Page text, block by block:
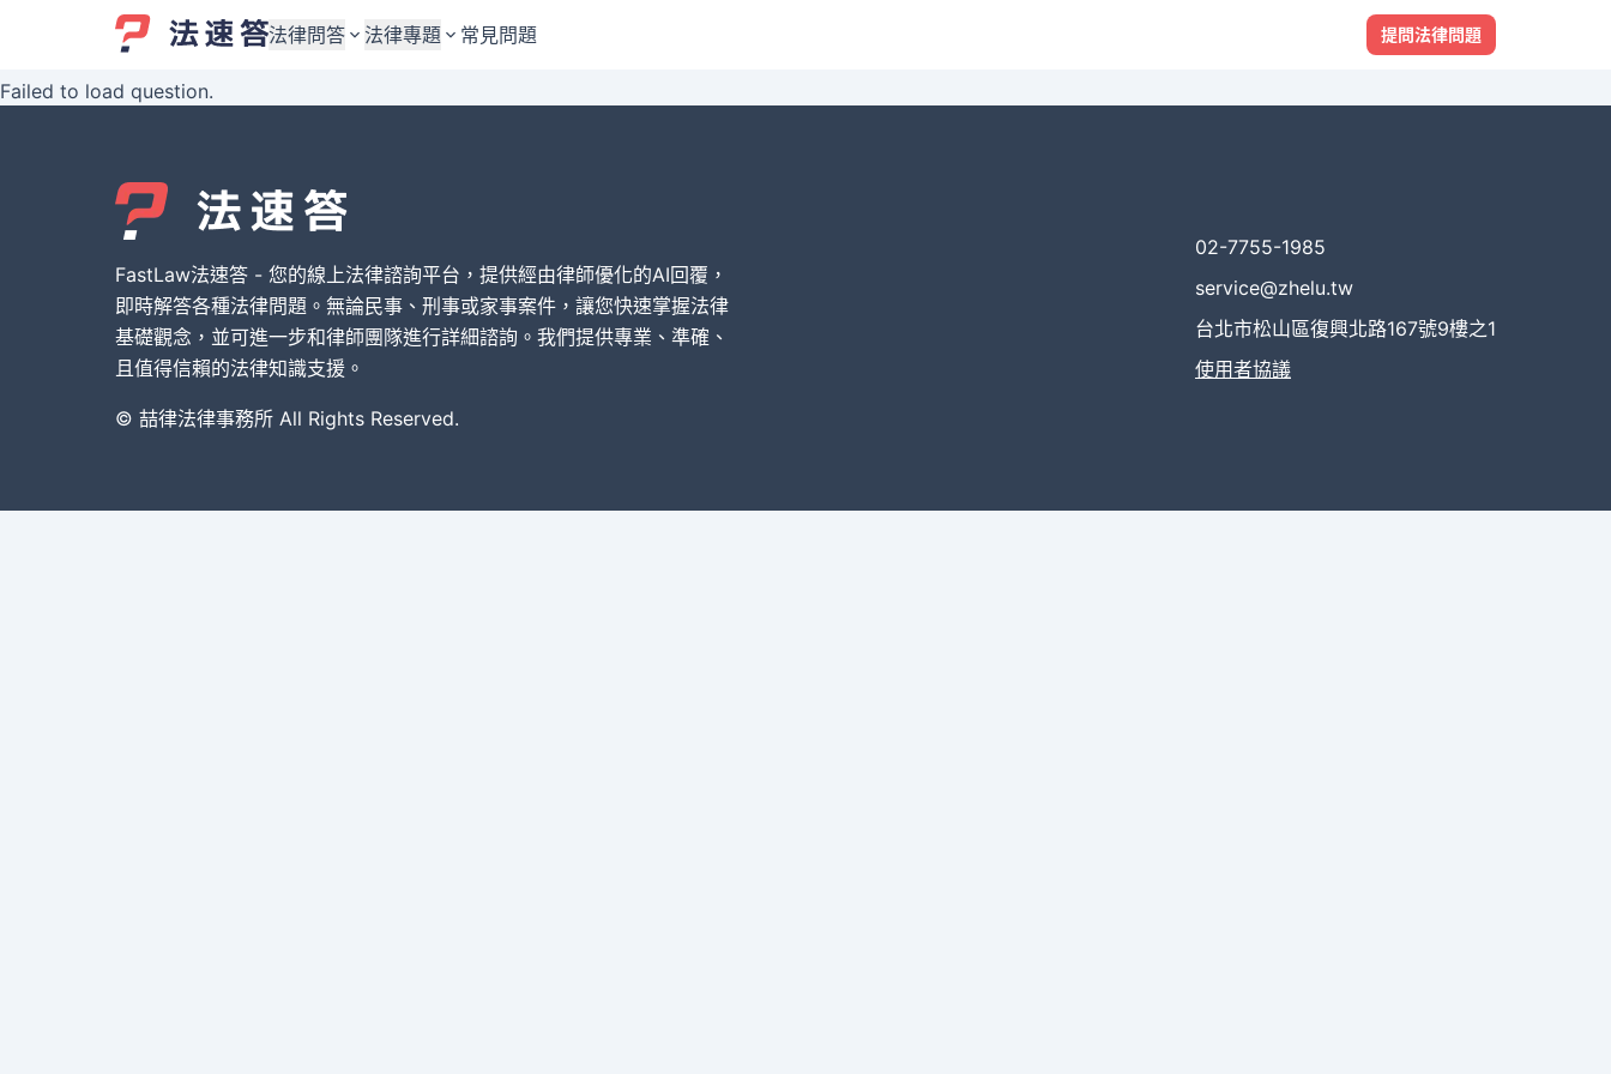
法律問答
婚姻與監護權
債務與債權
刑事犯罪案件
其他案件類型
法律專題
婚姻與監護權
債務與債權
刑事犯罪案件
其他案件類型
常見問題 提問法律問題
Failed to load question.
FastLaw法速答 - 您的線上法律諮詢平台，提供經由律師優化的AI回覆，
即時解答各種法律問題。無論民事、刑事或家事案件，讓您快速掌握法律
基礎觀念，並可進一步和律師團隊進行詳細諮詢。我們提供專業、準確、
且值得信賴的法律知識支援。
© 喆律法律事務所 All Rights Reserved.
02-7755-1985
service@zhelu.tw
台北市松山區復興北路167號9樓之1
使用者協議